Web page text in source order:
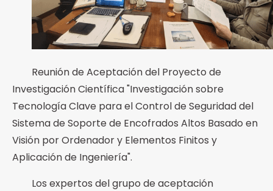
Reunión de Aceptación del Proyecto de
Investigación Científica "Investigación sobre
Tecnología Clave para el Control de Seguridad del
Sistema de Soporte de Encofrados Altos Basado en
Visión por Ordenador y Elementos Finitos y
Aplicación de Ingeniería".
Los expertos del grupo de aceptación